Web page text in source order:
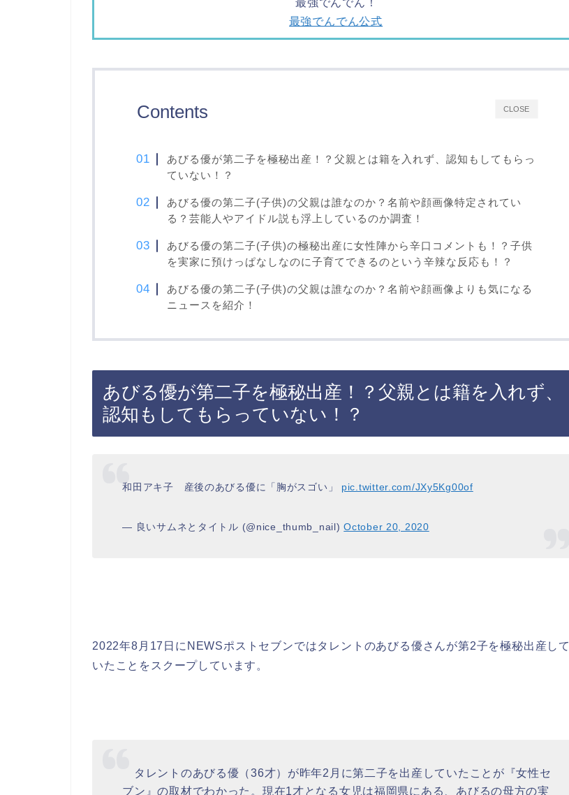
最強でんでん！
最強でんでん公式
CLOSE
Contents
あびる優が第二子を極秘出産！？父親とは籍を入れず、認知もしてもらっ
ていない！？
あびる優の第二子(子供)の父親は誰なのか？名前や顔画像特定されてい
る？芸能人やアイドル説も浮上しているのか調査！
あびる優の第二子(子供)の極秘出産に女性陣から辛口コメントも！？子供
を実家に預けっぱなしなのに子育てできるのという辛辣な反応も！？
あびる優の第二子(子供)の父親は誰なのか？名前や顔画像よりも気になる
ニュースを紹介！
あびる優が第二子を極秘出産！？父親とは籍を入れず、
認知もしてもらっていない！？
和田アキ子 産後のあびる優に「胸がスゴい」 pic.twitter.com/JXy5Kg00of
— 良いサムネとタイトル (@nice_thumb_nail)October 20, 2020
2022年8月17日にNEWSポストセブンではタレントのあびる優さんが第2子を極秘出産して
いたことをスクープしています。
タレントのあびる優（36才）が昨年2月に第二子を出産していたことが『女性セ
ブン』の取材でわかった。現在1才となる女児は福岡県にある、あびるの母方の実